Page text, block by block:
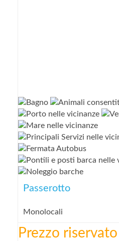
Passerotto
Monolocali
Prezzo riservato